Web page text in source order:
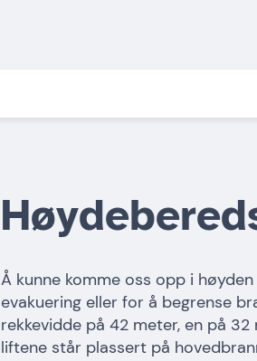
Å kunne komme oss opp i
evakuering eller for å begrense
rekkevidde på 42 meter, en på
liftene står plassert på